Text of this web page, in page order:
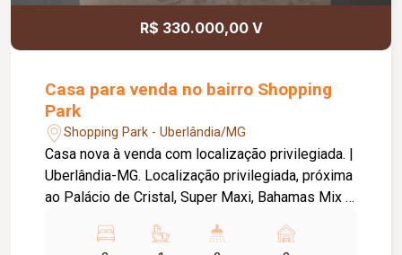
R$ 330.000,00 V
Casa para venda no bairro Shopping
Park
Shopping Park - Uberlândia/MG
Casa nova à venda com localização privilegiada. |
Uberlândia-MG. Localização privilegiada, próxima
ao Palácio de Cristal, Super Maxi, Bahamas Mix e
Documentação pronta para financiamento (com